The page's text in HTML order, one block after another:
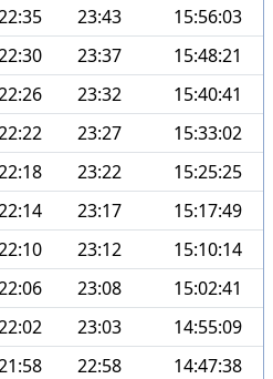
23:43 15:56:03
23:37 15:48:21
23:32 15:40:41
23:27 15:33:02
23:22 15:25:25
23:17 15:17:49
23:12 15:10:14
23:08 15:02:41
23:03 14:55:09
22:58 14:47:38